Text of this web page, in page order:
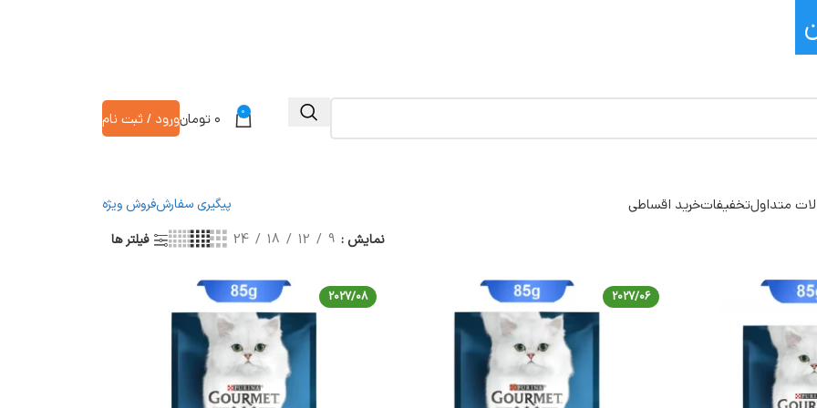
0 ۰تومانورود / ثبت نام
متداولتخفیفاتخرید اقساطی پیگیری سفارشفروش ویژه
نمایش 9
12
18
24 فیلتر ها
2027/06
2027/08